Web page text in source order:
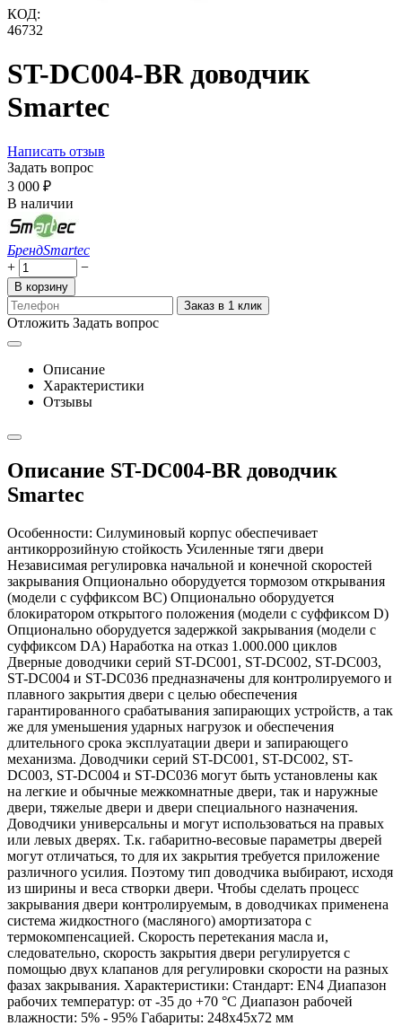
КОД:
46732
ST-DC004-BR доводчик
Smartec
Написать отзыв
Задать вопрос
3 000 ₽
В наличии
БрендSmartec
+
−
В корзину
Заказ в 1 клик
Отложить Задать вопрос
Описание
Характеристики
Отзывы
Описание ST-DC004-BR доводчик
Smartec
Особенности: Силуминовый корпус обеспечивает
антикоррозийную стойкость Усиленные тяги двери
Независимая регулировка начальной и конечной скоростей
закрывания Опционально оборудуется тормозом открывания
(модели с суффиксом BC) Опционально оборудуется
блокиратором открытого положения (модели с суффиксом D)
Опционально оборудуется задержкой закрывания (модели с
суффиксом DA) Наработка на отказ 1.000.000 циклов
Дверные доводчики серий ST-DC001, ST-DC002, ST-DC003,
ST-DC004 и ST-DC036 предназначены для контролируемого и
плавного закрытия двери с целью обеспечения
гарантированного срабатывания запирающих устройств, а так
же для уменьшения ударных нагрузок и обеспечения
длительного срока эксплуатации двери и запирающего
механизма. Доводчики серий ST-DC001, ST-DC002, ST-
DC003, ST-DC004 и ST-DC036 могут быть установлены как
на легкие и обычные межкомнатные двери, так и наружные
двери, тяжелые двери и двери специального назначения.
Доводчики универсальны и могут использоваться на правых
или левых дверях. Т.к. габаритно-весовые параметры дверей
могут отличаться, то для их закрытия требуется приложение
различного усилия. Поэтому тип доводчика выбирают, исходя
из ширины и веса створки двери. Чтобы сделать процесс
закрывания двери контролируемым, в доводчиках применена
система жидкостного (масляного) амортизатора с
термокомпенсацией. Скорость перетекания масла и,
следовательно, скорость закрытия двери регулируется с
помощью двух клапанов для регулировки скорости на разных
фазах закрывания. Характеристики: Стандарт: EN4 Диапазон
рабочих температур: от -35 до +70 °С Диапазон рабочей
влажности: 5% - 95% Габариты: 248х45х72 мм